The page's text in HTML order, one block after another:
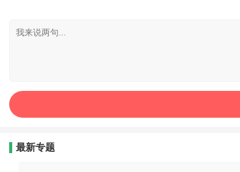
最新专题